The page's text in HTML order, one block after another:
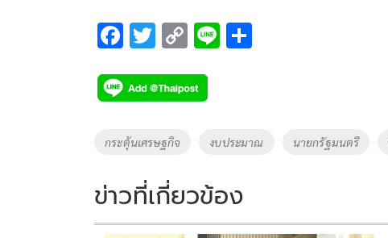
F
e
b
o
k
T
tt
er
C
p
y
k
Li
Tags
กระตุ้นเศรษฐกิจ งบประมาณ นายกรัฐมนตรี
ข่าวที่เกี่ยวข้อง